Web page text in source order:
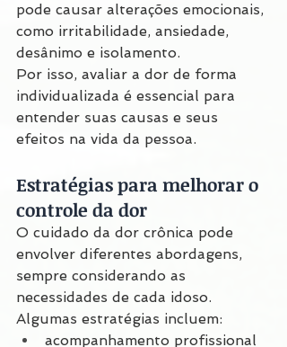
pode causar alterações emocionais,
como irritabilidade, ansiedade,
desânimo e isolamento.
Por isso, avaliar a dor de forma
individualizada é essencial para
entender suas causas e seus
efeitos na vida da pessoa.
Estratégias para melhorar o
controle da dor
O cuidado da dor crônica pode
envolver diferentes abordagens,
sempre considerando as
necessidades de cada idoso.
Algumas estratégias incluem:
acompanhamento profissional